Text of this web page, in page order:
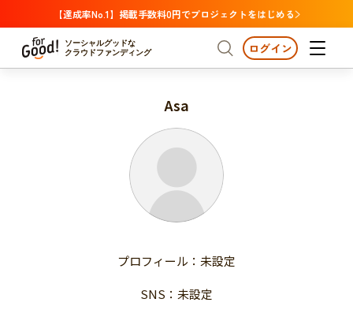
【達成率No.1】掲載手数料0円でプロジェクトをはじめる
ソーシャルグッドな
クラウドファンディング
プロジェクトからさがす 注目
支援金額が多い
支援人数が多い
終了日が近い
国際協力
子ども・教育
支援金額が多い
終了日が近い
カテゴリーからさがす
医療・福祉
子ども・教育
人権・マイノリティ
ログイン
Asa
プロフィール：未設定
SNS：未設定